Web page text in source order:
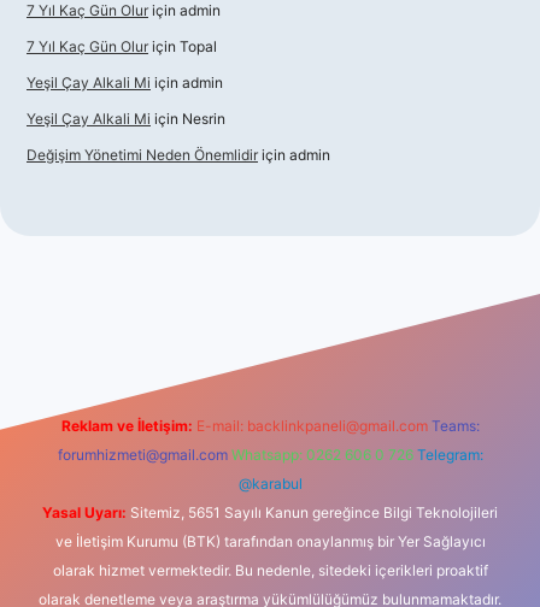
7 Yıl Kaç Gün Olur için admin
7 Yıl Kaç Gün Olur için Topal
Yeşil Çay Alkali Mi için admin
Yeşil Çay Alkali Mi için Nesrin
Değişim Yönetimi Neden Önemlidir için admin
Reklam ve İletişim: E-mail: backlinkpaneli@gmail.com Teams:
forumhizmeti@gmail.com Whatsapp: 0262 606 0 726 Telegram:
@karabul
Yasal Uyarı: Sitemiz, 5651 Sayılı Kanun gereğince Bilgi Teknolojileri
ve İletişim Kurumu (BTK) tarafından onaylanmış bir Yer Sağlayıcı
olarak hizmet vermektedir. Bu nedenle, sitedeki içerikleri proaktif
olarak denetleme veya araştırma yükümlülüğümüz bulunmamaktadır.